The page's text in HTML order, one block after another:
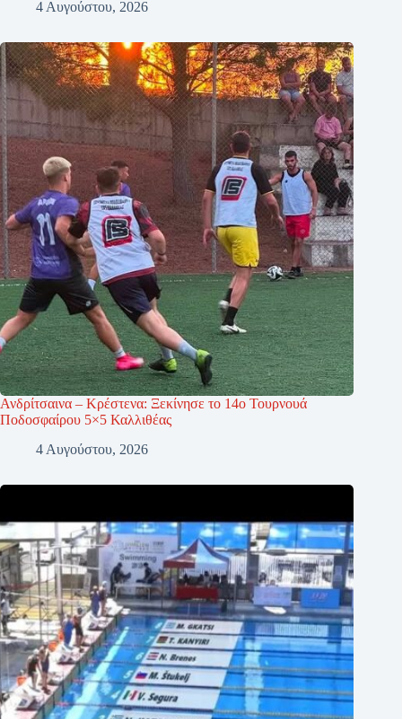
4 Αυγούστου, 2026
Ανδρίτσαινα – Κρέστενα: Ξεκίνησε το 14ο Τουρνουά
Ποδοσφαίρου 5×5 Καλλιθέας
4 Αυγούστου, 2026